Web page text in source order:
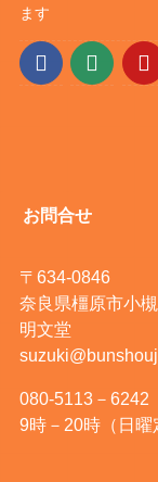
ます
お問合せ
〒634-0846
奈良県橿原市小
明文堂
080-5113－6242
9時－20時（日曜